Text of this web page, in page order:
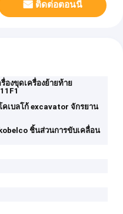
ติดต่อตอนนี้
รื่องขุดเครื่องย้ายท้าย
คเบลโก้ excavator จักรยาน
ชิ้นส่วนการขับเคลื่อน